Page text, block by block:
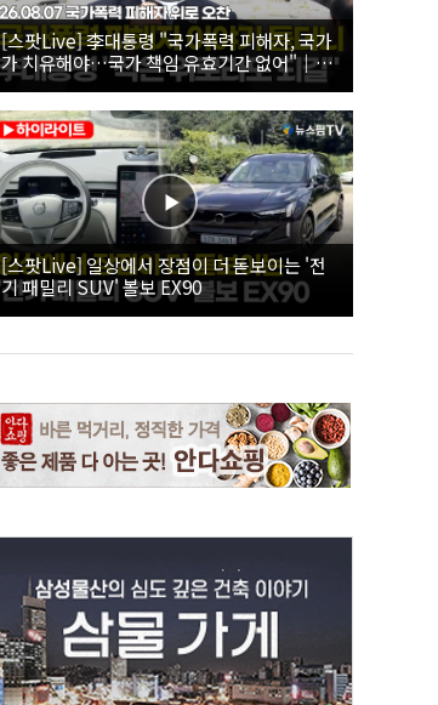
[스팟Live] 李대통령 "국가폭력 피해자, 국가
가 치유해야…국가 책임 유효기간 없어"｜
26.08.07 국가폭력 피해자 위로 오찬
[스팟Live] 일상에서 장점이 더 돋보이는 '전
기 패밀리 SUV' 볼보 EX90